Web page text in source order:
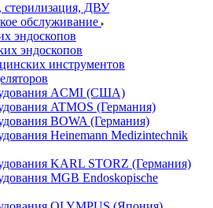
стерилизация, ДВУ
обслуживание
эндоскопов
эндоскопов
инструментов
ACMI (США)
ATMOS (Германия)
BOWA (Германия)
Heinemann Medizintechnik
KARL STORZ (Германия)
MGB Endoskopische